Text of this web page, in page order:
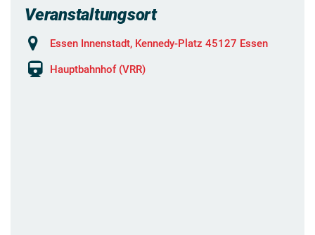
Veranstaltungsort
Essen Innenstadt, Kennedy-Platz 45127 Essen
Hauptbahnhof (VRR)